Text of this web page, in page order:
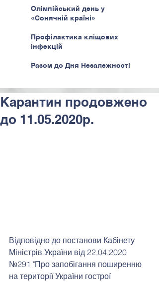
Олімпійський день у
«Сонячній країні»
Профілактика кліщових
інфекцій
Разом до Дня Незалежності
Карантин продовжено
до 11.05.2020р.
Відповідно до постанови Кабінету
Міністрів України від 22.04.2020
№291 "Про запобігання поширенню
на території України гострої